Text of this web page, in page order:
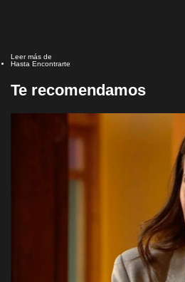
Leer más de
Hasta Encontrarte
Te recomendamos